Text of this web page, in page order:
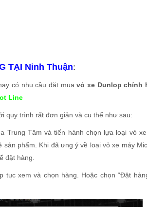
TẠI Ninh Thuận:
có nhu cầu đặt muavỏ xe Dunlop chính
Line
quy trình rất đơn giản và cụ thể như sau:
Trung Tâm và tiến hành chọn lựa loại vỏ
phẩm. Khi đã ưng ý về loại vỏ xe máy
đặt hàng.
tục xem và chọn hàng. Hoặc chọn “Đặt